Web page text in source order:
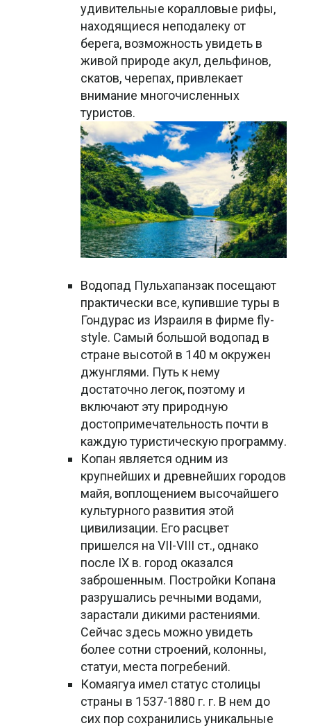
удивительные коралловые рифы,
находящиеся неподалеку от
берега, возможность увидеть в
живой природе акул, дельфинов,
скатов, черепах, привлекает
внимание многочисленных
туристов.
Водопад Пульхапанзак посещают
практически все, купившие туры в
Гондурас из Израиля в фирме fly-
style. Самый большой водопад в
стране высотой в 140 м окружен
джунглями. Путь к нему
достаточно легок, поэтому и
включают эту природную
достопримечательность почти в
каждую туристическую программу.
Копан является одним из
крупнейших и древнейших городов
майя, воплощением высочайшего
культурного развития этой
цивилизации. Его расцвет
пришелся на VII-VIII ст., однако
после IX в. город оказался
заброшенным. Постройки Копана
разрушались речными водами,
зарастали дикими растениями.
Сейчас здесь можно увидеть
более сотни строений, колонны,
статуи, места погребений.
Комаягуа имел статус столицы
страны в 1537-1880 г. г. В нем до
сих пор сохранились уникальные